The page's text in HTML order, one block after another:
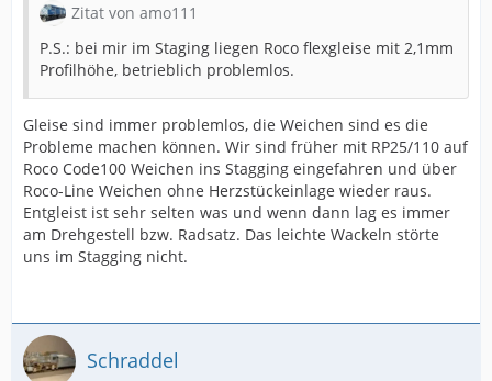
Zitat von amo111
P.S.: bei mir im Staging liegen Roco flexgleise mit 2,1mm
Profilhöhe, betrieblich problemlos.
Gleise sind immer problemlos, die Weichen sind es die
Probleme machen können. Wir sind früher mit RP25/110 auf
Roco Code100 Weichen ins Stagging eingefahren und über
Roco-Line Weichen ohne Herzstückeinlage wieder raus.
Entgleist ist sehr selten was und wenn dann lag es immer
am Drehgestell bzw. Radsatz. Das leichte Wackeln störte
uns im Stagging nicht.
Schraddel